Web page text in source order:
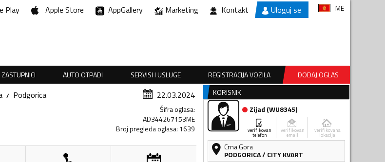
Play Apple Store AppGallery Marketing Kontakt Uloguj se ME
ZASTUPNICI AUTO OTPADI SERVISI I USLUGE REGISTRACIJA VOZILA
DODAJ OGLAS
Podgorica 22.03.2024
Šifra oglasa:
AD344267153ME
Broj pregleda oglasa: 1639
KORISNIK
Zijad (WU8345)
verifikovan
telefon
verifikovan
email
verifikovana
lokacija
Crna Gora
PODGORICA/ CITY KVART